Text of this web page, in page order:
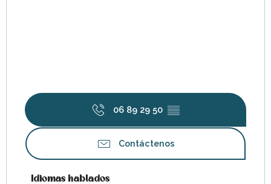
06 89 29 50 ▒▒
Contáctenos
Idiomas hablados
Idiomas hablados